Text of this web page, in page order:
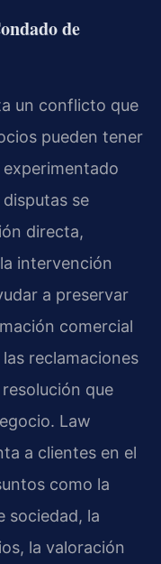
de
un conflicto que
pueden tener
se
directa,
intervención
a preservar
comercial
reclamaciones
que
Law
a clientes en el
como la
sociedad, la
la valoración